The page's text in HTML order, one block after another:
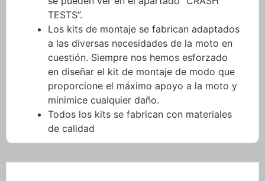
TESTS”.
Los kits de montaje se fabrican adaptados
a las diversas necesidades de la moto en
cuestión. Siempre nos hemos esforzado
en diseñar el kit de montaje de modo que
proporcione el máximo apoyo a la moto y
minimice cualquier daño.
Todos los kits se fabrican con materiales
de calidad